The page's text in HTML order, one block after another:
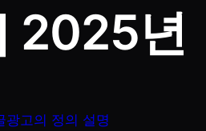
2025년
광고의 정의 설명